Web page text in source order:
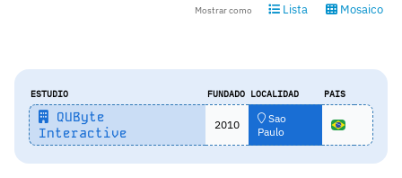
Mostrar como Lista Mosaico
ESTUDIO FUNDADO LOCALIDAD PAIS
QUByte
Interactive
2010
Sao
Paulo